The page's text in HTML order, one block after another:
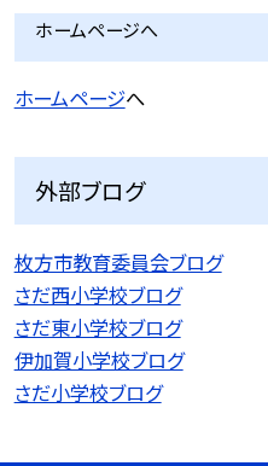
ホームページへ
ホームページへ
外部ブログ
枚方市教育委員会ブログ
さだ西小学校ブログ
さだ東小学校ブログ
伊加賀小学校ブログ
さだ小学校ブログ